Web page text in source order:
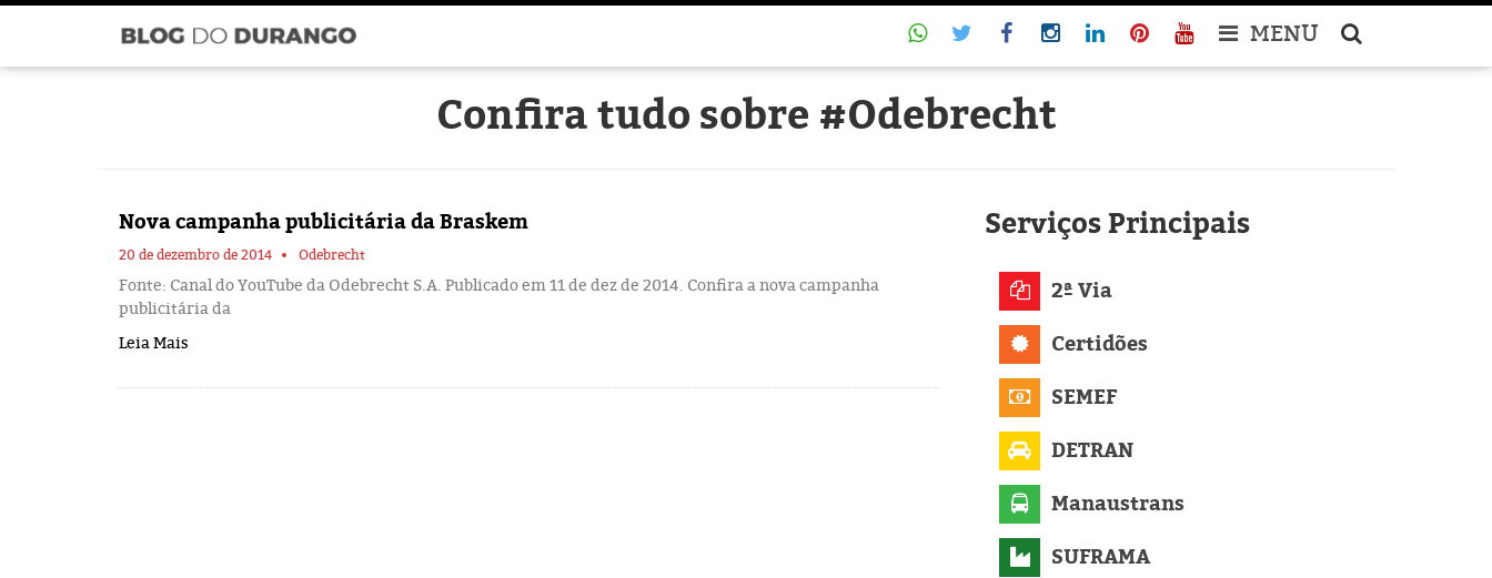
MENU
Confira tudo sobre #Odebrecht
Nova campanha publicitária da Braskem
20 de dezembro de 2014 Odebrecht
Fonte: Canal do YouTube da Odebrecht S.A. Publicado em 11 de dez de 2014. Confira a nova campanha
publicitária da
Leia Mais
ServiçosPrincipais
2ª Via
Certidões
SEMEF
DETRAN
Manaustrans
SUFRAMA